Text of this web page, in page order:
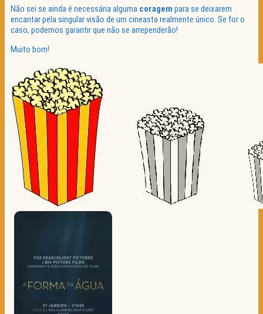
Não sei se ainda é necessária alguma coragem para se deixarem
encantar pela singular visão de um cineasta realmente único. Se for o
caso, podemos garantir que não se arrependerão!
Muito bom!